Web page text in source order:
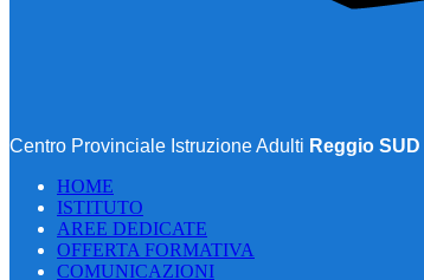
Centro Provinciale Istruzione Adulti Reggio SUD
HOME
ISTITUTO
AREE DEDICATE
OFFERTA FORMATIVA
COMUNICAZIONI